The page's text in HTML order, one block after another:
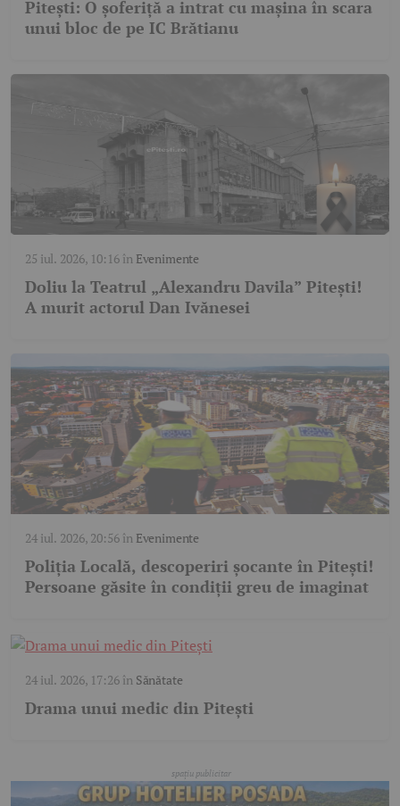
Pitești: O șoferiță a intrat cu mașina în scara
unui bloc de pe IC Brătianu
25 iul. 2026, 10:16în Evenimente
Doliu la Teatrul „Alexandru Davila” Pitești!
A murit actorul Dan Ivănesei
24 iul. 2026, 20:56în Evenimente
Poliția Locală, descoperiri șocante în Pitești!
Persoane găsite în condiții greu de imaginat
24 iul. 2026, 17:26în Sănătate
Drama unui medic din Pitești